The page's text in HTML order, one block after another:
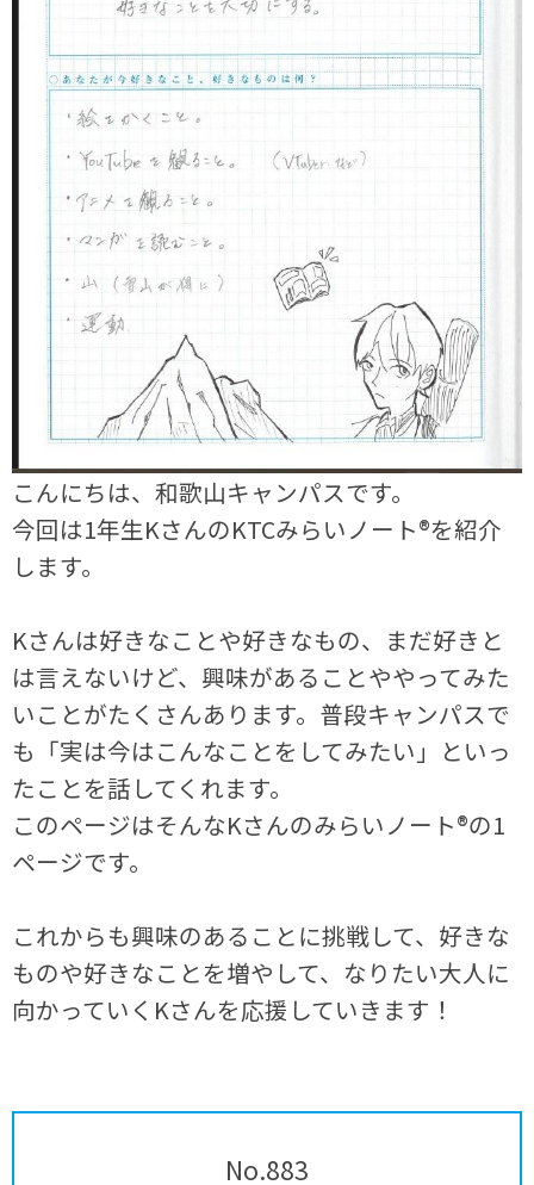
こんにちは、和歌山キャンパスです。
今回は1年生KさんのKTCみらいノート®を紹介
します。
Kさんは好きなことや好きなもの、まだ好きと
は言えないけど、興味があることややってみた
いことがたくさんあります。普段キャンパスで
も「実は今はこんなことをしてみたい」といっ
たことを話してくれます。
このページはそんなKさんのみらいノート®の1
ページです。
これからも興味のあることに挑戦して、好きな
ものや好きなことを増やして、なりたい大人に
向かっていくKさんを応援していきます！
No.883